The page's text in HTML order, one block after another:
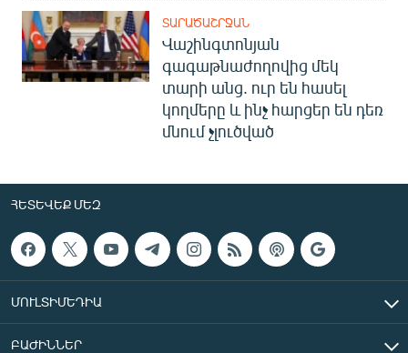
ՏԱՐԱԾԱՇՐՋԱՆ
Վաշինգտոնյան
գագաթնաժողովից մեկ
տարի անց. ուր են հասել
կողմերը և ինչ հարցեր են դեռ
մնում չլուծված
ՀԵՏԵՎԵՔ ՄԵԶ
ՄՈՒԼՏԻՄԵԴԻԱ
ԲԱԺԻՆՆԵՐ